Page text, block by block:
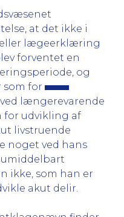
at det ikke i
lægeerklæring
forventet en
og
som for
længerevarende
for udvikling af
livstruende
noget ved hans
umiddelbart
ikke, som han er
akut delir.